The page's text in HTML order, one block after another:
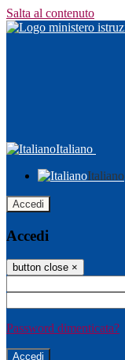
Salta al contenuto
Italiano
Italiano
Accedi
Accedi
button close ×
Password dimenticata?